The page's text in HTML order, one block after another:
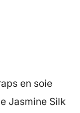
en soie
Jasmine Silk